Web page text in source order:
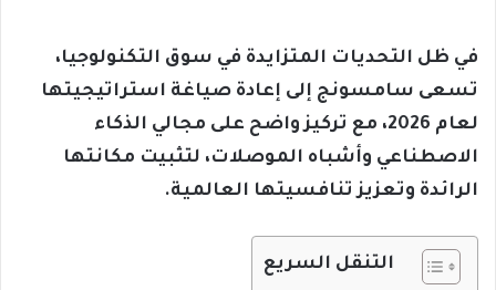
في ظل التحديات المتزايدة في سوق التكنولوجيا،
تسعى سامسونج إلى إعادة صياغة استراتيجيتها
لعام 2026، مع تركيز واضح على مجالي الذكاء
الاصطناعي وأشباه الموصلات، لتثبيت مكانتها
الرائدة وتعزيز تنافسيتها العالمية.
التنقل السريع